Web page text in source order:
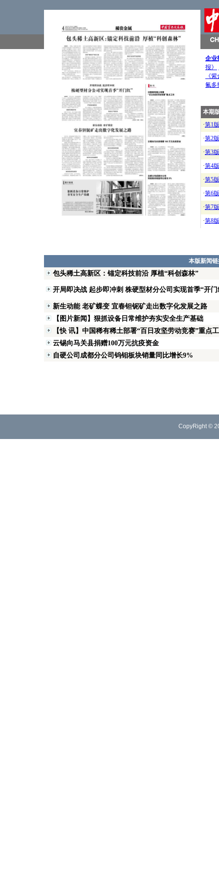
企业
报》
《
氟多
本期
·第1版
·第2版
·第3版
·第4版
·第5版
·第6版
·第7版
·第8版
本版新闻
包头稀土高新区：锚定科技前沿 厚植“科创森林”
开局即决战 起步即冲刺 株硬型材分公司实现首季“开门
新生动能 老矿蝶变 宜春钽铌矿走出数字化发展之路
【图片新闻】狠抓设备日常维护夯实安全生产基础
【快 讯】中国稀有稀土部署“百日攻坚劳动竞赛”重点
云锡向马关县捐赠100万元抗疫资金
自硬公司成都分公司钨钼板块销量同比增长9%
CopyRight ©